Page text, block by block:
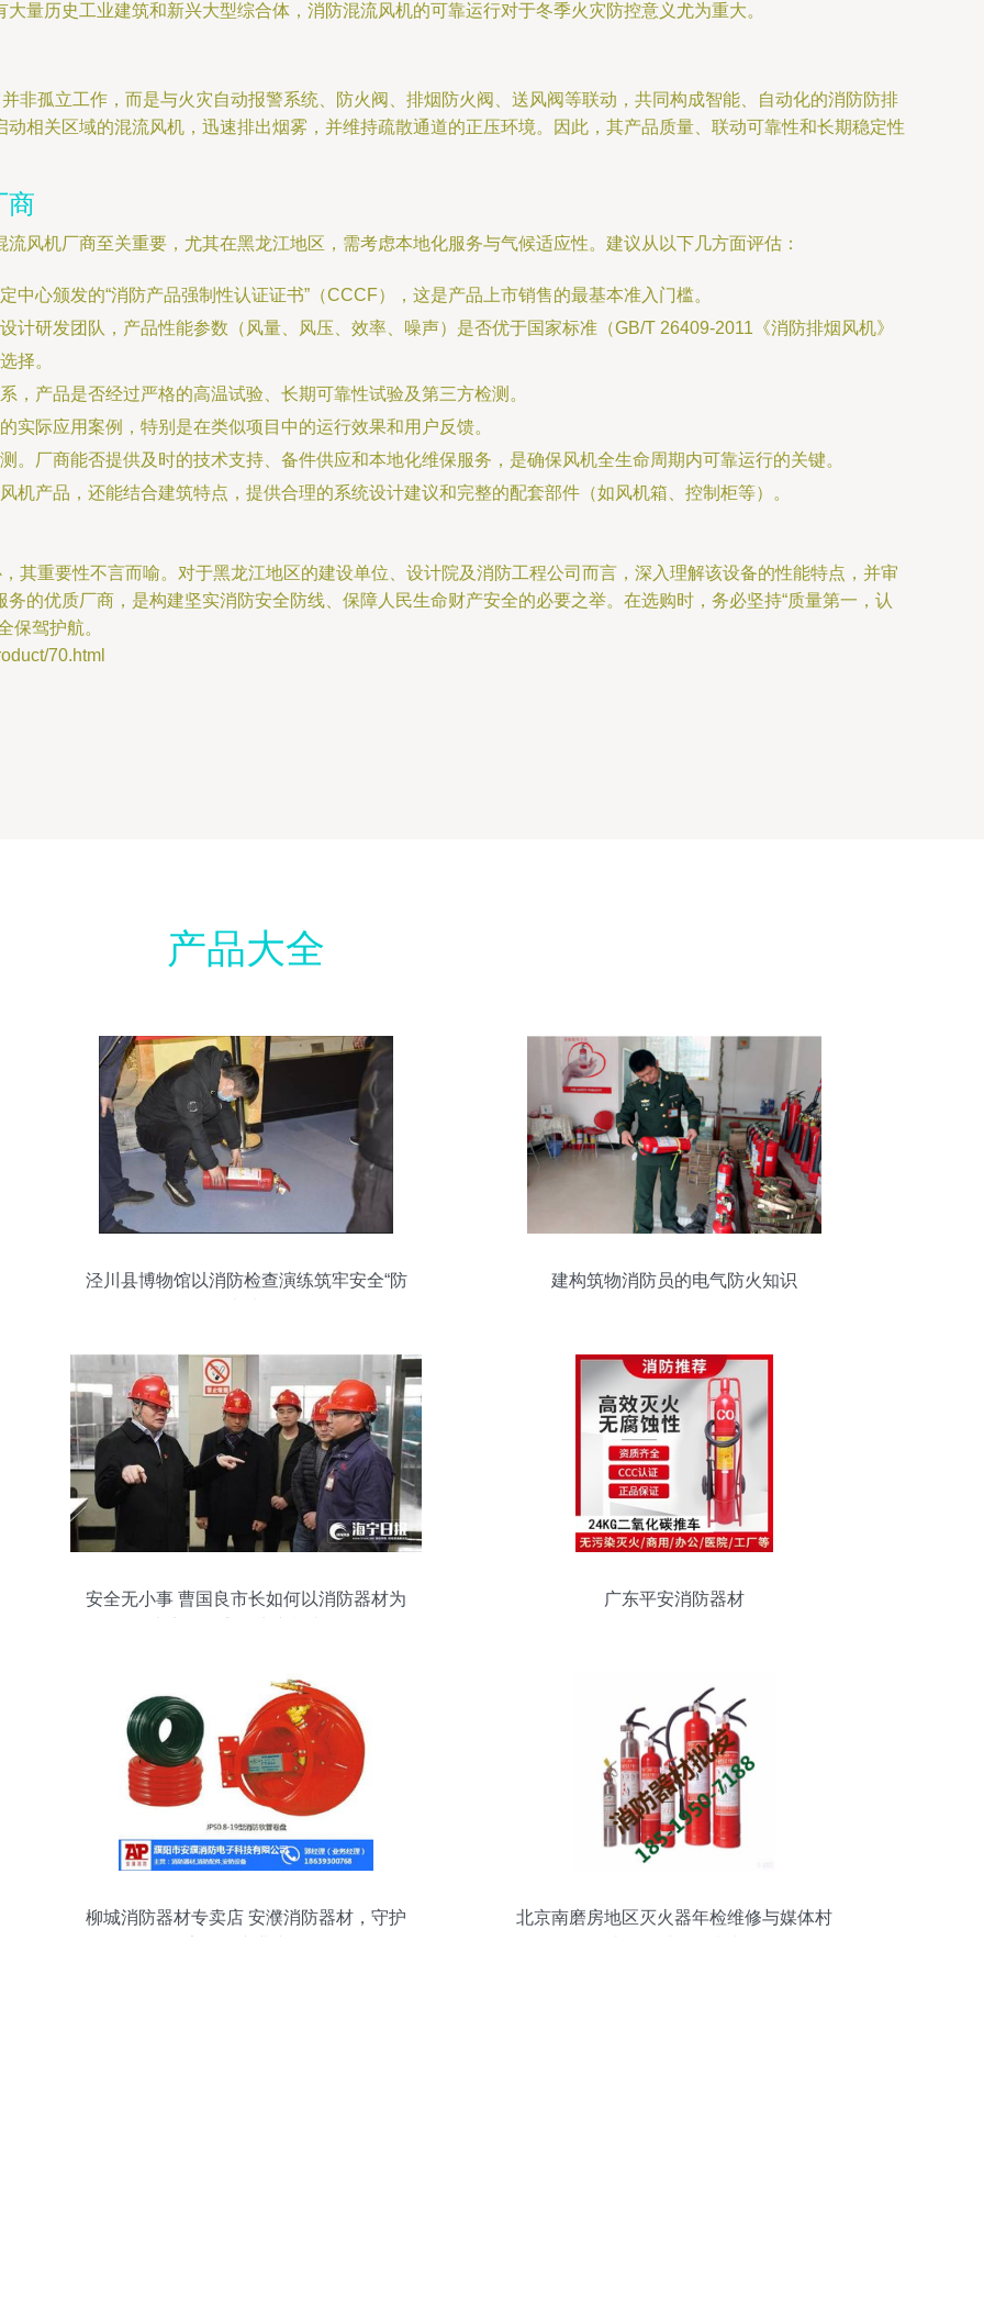
量历史工业建筑和新兴大型综合体，消防混流风机的可靠运行对于冬季火灾防控意义尤为重大。
非孤立工作，而是与火灾自动报警系统、防火阀、排烟防火阀、送风阀等联动，共同构成智能、自动化的消防防排
相关区域的混流风机，迅速排出烟雾，并维持疏散通道的正压环境。因此，其产品质量、联动可靠性和长期稳定性
商
风机厂商至关重要，尤其在黑龙江地区，需考虑本地化服务与气候适应性。建议从以下几方面评估：
中心颁发的“消防产品强制性认证证书”（CCCF），这是产品上市销售的最基本准入门槛。
计研发团队，产品性能参数（风量、风压、效率、噪声）是否优于国家标准（GB/T 26409-2011《消防排烟风机》
择。
，产品是否经过严格的高温试验、长期可靠性试验及第三方检测。
实际应用案例，特别是在类似项目中的运行效果和用户反馈。
。厂商能否提供及时的技术支持、备件供应和本地化维保服务，是确保风机全生命周期内可靠运行的关键。
机产品，还能结合建筑特点，提供合理的系统设计建议和完整的配套部件（如风机箱、控制柜等）。
其重要性不言而喻。对于黑龙江地区的建设单位、设计院及消防工程公司而言，深入理解该设备的性能特点，并审
的优质厂商，是构建坚实消防安全防线、保障人民生命财产安全的必要之举。在选购时，务必坚持“质量第一，认
保驾护航。
70.html
产品大全
泾川县博物馆以消防检查演练筑牢安全“防
建构筑物消防员的电气防火知识
安全无小事 曹国良市长如何以消防器材为
广东平安消防器材
柳城消防器材专卖店 安濮消防器材，守护
北京南磨房地区灭火器年检维修与媒体村